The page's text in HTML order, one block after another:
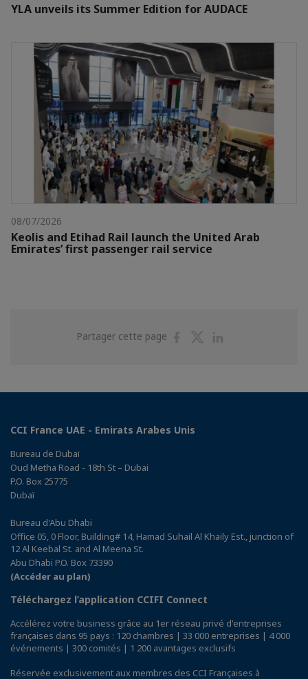
YLA unveils its Summer Edition for AUDACE
08/07/2026
Keolis and Etihad Rail launch the United Arab
Emirates’ first passenger rail service
Partager cette page
PartagerPartager
CCI France UAE - Emirats Arabes Unis
Bureau de Dubaï
Oud Metha Road - 18th St – Dubai
P.O. Box 25775
Dubaï
Bureau d'Abu Dhabi
Office 05, 0 Floor, Building# 14, Hamad Suhail Al Khaily Est., junction of
12 Al Keebal St. and Al Meena St.
Abu Dhabi P.O. Box 73390
(Accéder au plan)
Téléchargez l’application CCIFI Connect
Accélérez votre business grâce au 1er réseau privé d'entreprises
françaises dans 95 pays : 120 chambres | 33 000 entreprises | 4 000
événements | 300 comités | 1 200 avantages exclusifs
Réservée exclusivement aux membres des CCI Françaises à